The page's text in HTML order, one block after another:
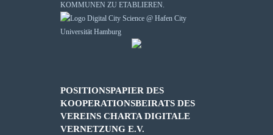
KOMMUNEN ZU ETABLIEREN.
POSITIONSPAPIER DES
KOOPERATIONSBEIRATS DES
VEREINS CHARTA DIGITALE
VERNETZUNG E.V.